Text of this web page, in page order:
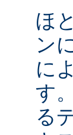
ほ
ン
に
す
る